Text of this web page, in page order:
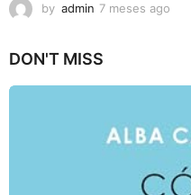
by admin 7 meses ago
g
o
DON'T MISS